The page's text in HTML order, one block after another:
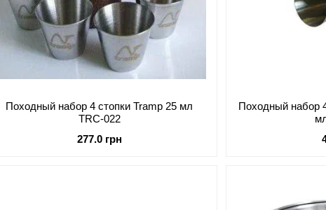
Походный набор 4 стопки Tramp 25 мл
TRC-022
277.0 грн
Походный набор